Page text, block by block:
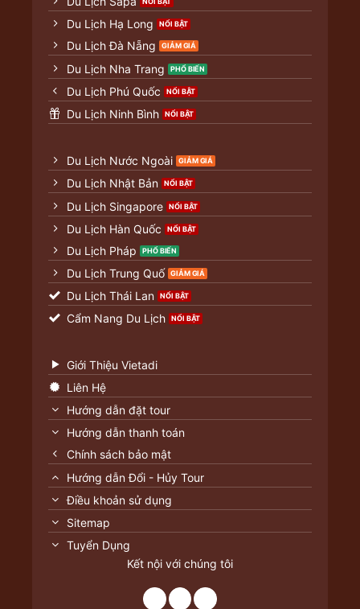
Du Lịch Hạ Long
Du Lịch Đà Nẵng
Du Lịch Nha Trang
Du Lịch Phú Quốc
Du Lịch Ninh Bình
Du Lịch Nước Ngoài
Du Lịch Nhật Bản
Du Lịch Singapore
Du Lịch Hàn Quốc
Du Lịch Pháp
Du Lịch Trung Quố
Du Lịch Thái Lan
Cẩm Nang Du Lịch
Giới Thiệu Vietadi
Liên Hệ
Hướng dẫn đặt tour
Hướng dẫn thanh toán
Chính sách bảo mật
Hướng dẫn Đổi - Hủy Tour
Điều khoản sử dụng
Sitemap
Tuyển Dụng
Kết nội với chúng tôi